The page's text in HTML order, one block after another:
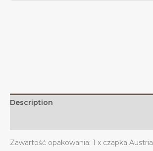
bejsbolowa
Trucker
Hat
quantity
Description
Zawartość opakowania: 1 x czapka Austria